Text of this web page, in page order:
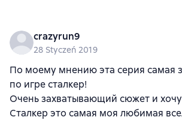
crazyrun9
28 Styczeń 2019
По моему мнению эта серия самая
по игре сталкер!
Очень захватывающий сюжет и
Сталкер это самая моя любимая